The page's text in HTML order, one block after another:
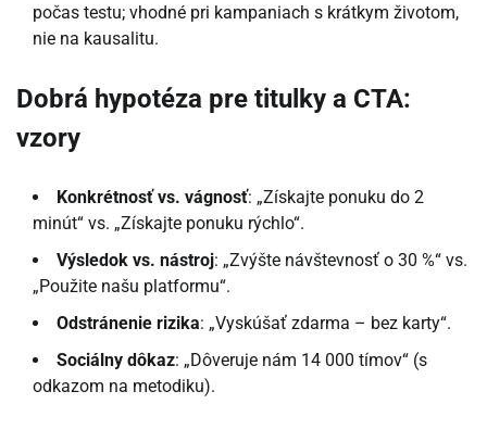
počas testu; vhodné pri kampaniach s krátkym životom,
nie na kausalitu.
Dobrá hypotéza pre titulky a CTA:
vzory
Konkrétnosť vs. vágnosť: „Získajte ponuku do 2
minút“ vs. „Získajte ponuku rýchlo“.
Výsledok vs. nástroj: „Zvýšte návštevnosť o 30 %“ vs.
„Použite našu platformu“.
Odstránenie rizika: „Vyskúšať zdarma – bez karty“.
Sociálny dôkaz: „Dôveruje nám 14 000 tímov“ (s
odkazom na metodiku).